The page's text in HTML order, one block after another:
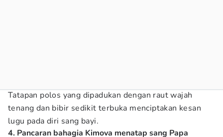
Tatapan polos yang dipadukan dengan raut wajah
tenang dan bibir sedikit terbuka menciptakan kesan
lugu pada diri sang bayi.
4. Pancaran bahagia Kimova menatap sang Papa